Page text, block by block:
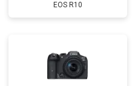
EOS R10